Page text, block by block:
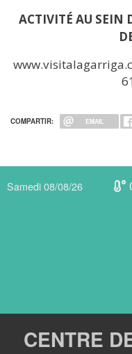
ACTIVITÉ AU SEIN
COMPARTIR: EMAIL
Samedi 08/08/26
CENTRE